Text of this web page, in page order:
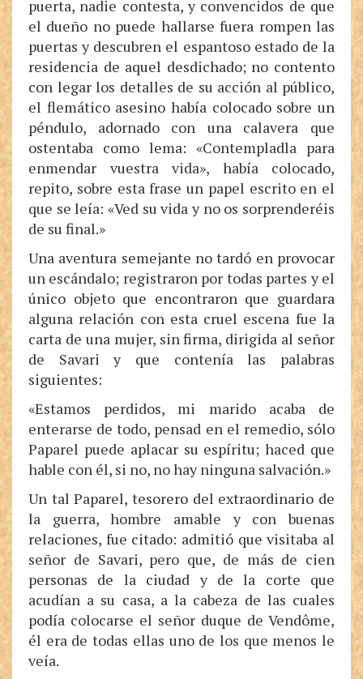
puerta, nadie contesta, y convencidos de que
el dueño no puede hallarse fuera rompen las
puertas y descubren el espantoso estado de la
residencia de aquel desdichado; no contento
con legar los detalles de su acción al público,
el flemático asesino había colocado sobre un
péndulo, adornado con una calavera que
ostentaba como lema: «Contempladla para
enmendar vuestra vida», había colocado,
repito, sobre esta frase un papel escrito en el
que se leía: «Ved su vida y no os sorprenderéis
de su final.»
Una aventura semejante no tardó en provocar
un escándalo; registraron por todas partes y el
único objeto que encontraron que guardara
alguna relación con esta cruel escena fue la
carta de una mujer, sin firma, dirigida al señor
de Savari y que contenía las palabras
siguientes:
«Estamos perdidos, mi marido acaba de
enterarse de todo, pensad en el remedio, sólo
Paparel puede aplacar su espíritu; haced que
hable con él, si no, no hay ninguna salvación.»
Un tal Paparel, tesorero del extraordinario de
la guerra, hombre amable y con buenas
relaciones, fue citado: admitió que visitaba al
señor de Savari, pero que, de más de cien
personas de la ciudad y de la corte que
acudían a su casa, a la cabeza de las cuales
podía colocarse el señor duque de Vendôme,
él era de todas ellas uno de los que menos le
veía.